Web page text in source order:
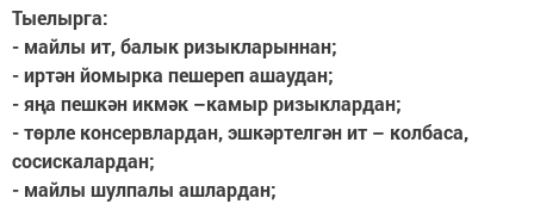
Тыелырга:
- майлы ит, балык ризыкларыннан;
- иртән йомырка пешереп ашаудан;
- яңа пешкән икмәк –камыр ризыклардан;
- төрле консервлардан, эшкәртелгән ит – колбаса,
сосискалардан;
- майлы шулпалы ашлардан;